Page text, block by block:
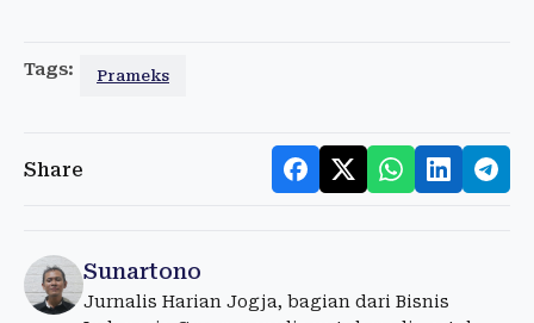
Tags: Prameks
Share
Sunartono
Jurnalis Harian Jogja, bagian dari Bisnis